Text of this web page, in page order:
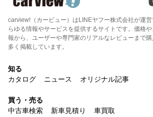
carview!（カービュー）はLINEヤフー株式会社が運
らゆる情報やサービスを提供するサイトです。価格
報から、ユーザーや専門家のリアルなレビューまで
多く掲載しています。
知る
カタログ
ニュース オリジナル記事
買う・売る
中古車検索
新車見積り 車買取